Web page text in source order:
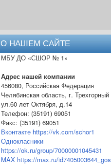
О НАШЕМ САЙТЕ
МБУ ДО «СШОР № 1»
Адрес нашей компании
456080, Российская Федерация
Челябинская область, г. Трехгорный
ул.60 лет Октября, д.14
Телефон: (35191) 69051
Факс: (35191) 69051
Вконтакте https://vk.com/schor1
Однокласники
https://ok.ru/group/70000001045431
MAX https://max.ru/id7405003644_gos